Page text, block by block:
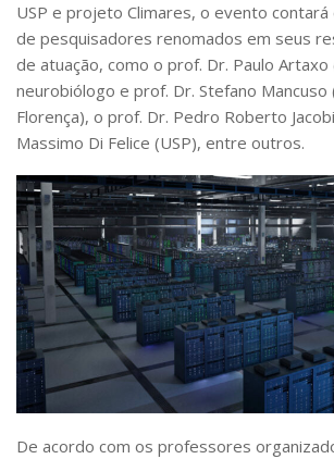
Diálogos Socioambientais
Agenda Política Pública
Nexo
Linhas de Pesquisa
USP e projeto Climares, o evento contará
de pesquisadores renomados em seus
de atuação, como o prof. Dr. Paulo Artaxo
neurobiólogo e prof. Dr. Stefano
Florença), o prof. Dr. Pedro Roberto
Massimo Di Felice (USP), entre outros.
De acordo com os professores